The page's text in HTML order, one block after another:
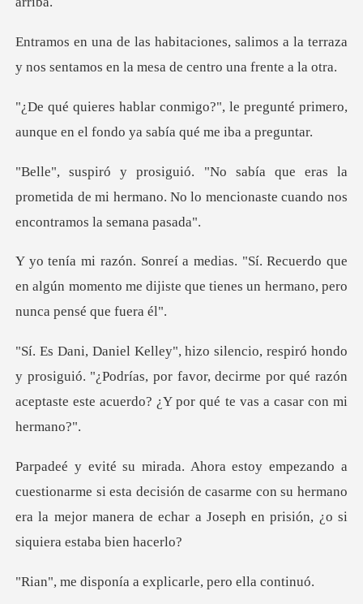
alimos a la terraza
y nos sentamos en
e pregunté primero,
aunque en el fon
ras la
prometida de mi hermano. No lo mencion
uerdo que
en algún momento me dijiste que tien
prosiguió. "¿Podrías, por favor, decirme por qué razón
acepta
si esta decisión de casarme con su hermano
era la mejor manera
a a explicarle, pe